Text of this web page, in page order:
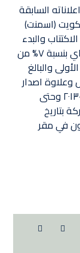
السابقة
(اسمنت)
والبدء
بالمرحلة الثانية وذلك بطرح ٤٤,٦٣٥,٨٨٨ سهم اي بنسبة ٧% من
والبالغ
كويتي بقيمة اسمية ١٠٠ فلس وعلاوة اصدار
٢٢٥ فلس للسهم الواحد خلال الفترة من ١-١٢-٢٠١٣ وحتى
بتاريخ
في مقر